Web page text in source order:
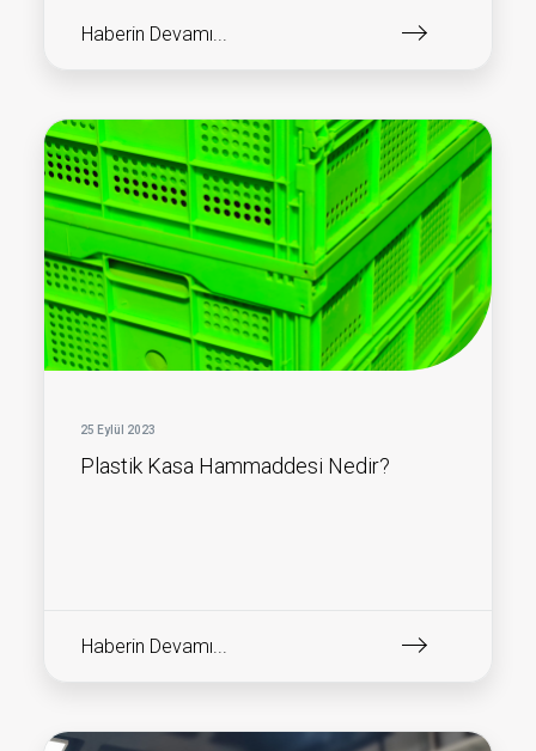
Haberin Devamı...
25 Eylül 2023
Plastik Kasa Hammaddesi Nedir?
Haberin Devamı...